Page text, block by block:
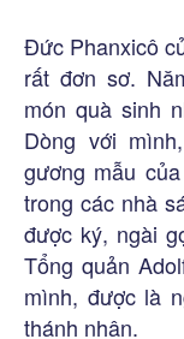
Đức Phanxicô
rất đơn sơ.
món quà sinh
Dòng với
gương mẫu
trong các nhà
được ký, ngài
Tổng quản
mình, được là
thánh nhân.